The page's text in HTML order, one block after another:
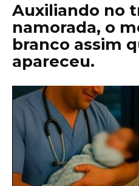
Auxiliando no
namorada, o
branco assim
apareceu.